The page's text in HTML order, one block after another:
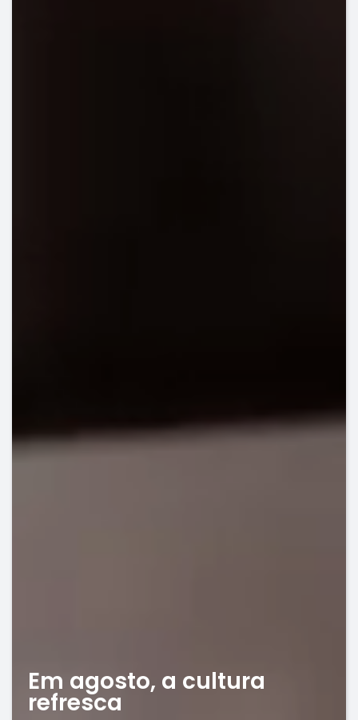
Em agosto, a cultura
refresca